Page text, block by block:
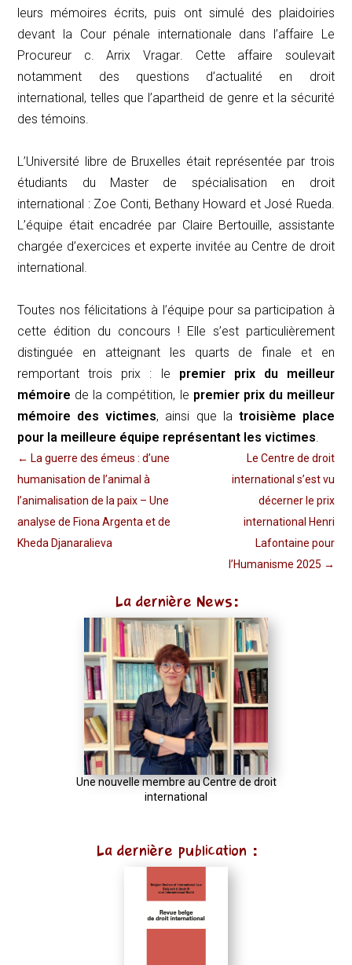
leurs mémoires écrits, puis ont simulé des plaidoiries
devant la Cour pénale internationale dans l’affaire Le
Procureur c. Arrix Vragar . Cette affaire soulevait
notamment des questions d’actualité en droit
international, telles que l’apartheid de genre et la sécurité
des témoins.
L’Université libre de Bruxelles était représentée par trois
étudiants du Master de spécialisation en droit
international : Zoe Conti, Bethany Howard et José Rueda.
L’équipe était encadrée par Claire Bertouille, assistante
chargée d’exercices et experte invitée au Centre de droit
international.
Toutes nos félicitations à l’équipe pour sa participation à
cette édition du concours ! Elle s’est particulièrement
distinguée en atteignant les quarts de finale et en
remportant trois prix : le premier prix du meilleur
mémoire de la compétition, le premier prix du meilleur
mémoire des victimes, ainsi que la troisième place
pour la meilleure équipe représentant les victimes
← La guerre des émeus : d’une
humanisation de l’animal à
l’animalisation de la paix – Une
analyse de Fiona Argenta et de
Kheda Djanaralieva
Le Centre de droit
international s’est vu
décerner le prix
international Henri
Lafontaine pour
l’Humanisme 2025 →
La dernière News:
Une nouvelle membre au Centre de droit
international
La dernière publication :